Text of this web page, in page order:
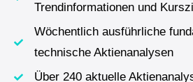
Trendinformationen und
Wöchentlich ausführliche
technische Aktienanalysen
Über 240 aktuelle